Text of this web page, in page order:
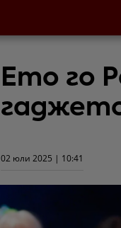
Ето го
02 юли 2025 | 10:41